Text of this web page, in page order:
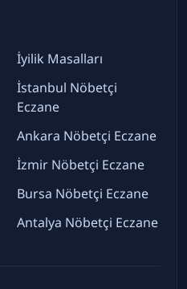
İyilik Masalları
İstanbul Nöbetçi
Eczane
Ankara Nöbetçi Eczane
İzmir Nöbetçi Eczane
Bursa Nöbetçi Eczane
Antalya Nöbetçi Eczane